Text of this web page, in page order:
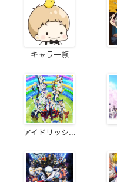
キャラ一覧
アイドリッシ...